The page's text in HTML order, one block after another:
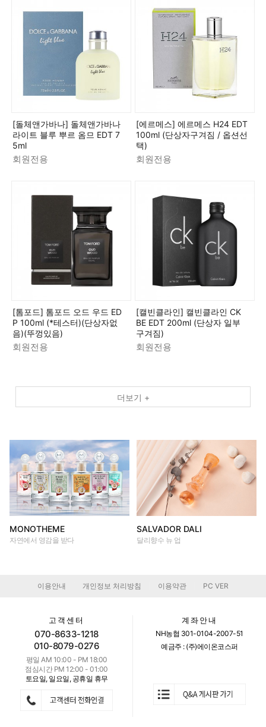
[돌체앤가바나] 돌체앤가바나
라이트 블루 뿌르 옴므 EDT 7
5ml
회원전용
[에르메스] 에르메스 H24 EDT
100ml (단상자구겨짐 / 옵션선
택)
회원전용
[톰포드] 톰포드 오드 우드 ED
P 100ml (*테스터)(단상자없
음)(뚜껑있음)
회원전용
[캘빈클라인] 캘빈클라인 CK
BE EDT 200ml (단상자 일부
구겨짐)
회원전용
더보기 +
MONOTHEME
자연에서 영감을 받다
SALVADOR DALI
달리향수 뉴 업
이용안내 개인정보 처리방침 이용약관 PC VER
고객센터
070-8633-1218
010-8079-0276
평일 AM 10:00 - PM 18:00
점심시간 PM 12:00 - 01:00
토요일, 일요일, 공휴일 휴무
계좌안내
NH농협 301-0104-2007-51
예금주 : (주)에이온코스퍼